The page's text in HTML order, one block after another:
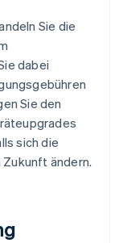
Sie die
dabei
Sie den
sich die
ändern.